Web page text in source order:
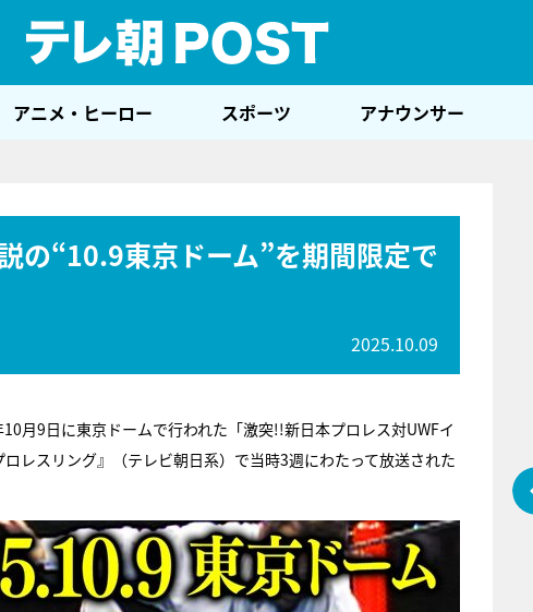
アニメ・ヒーロー スポーツ アナウンサー
の“10.9東京ドーム”を期間限定で
2025.10.09
月9日に東京ドームで行われた「激突!!新日本プロレス対UWFイ
レスリング』（テレビ朝日系）で当時3週にわたって放送された
『アイ＝ラブ！げーみんぐ』＝LOV
E齋藤樹愛羅＆佐々木舞香SPインタ
ビュー